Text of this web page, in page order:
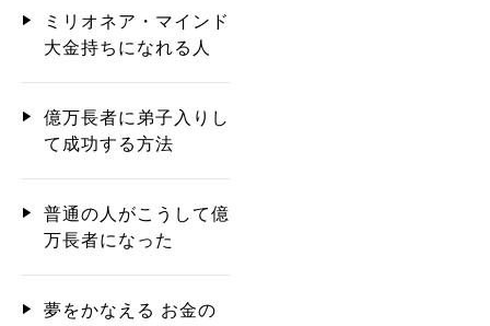
ミリオネア・マインド
大金持ちになれる人
億万長者に弟子入りし
て成功する方法
普通の人がこうして億
万長者になった
夢をかなえる お金の